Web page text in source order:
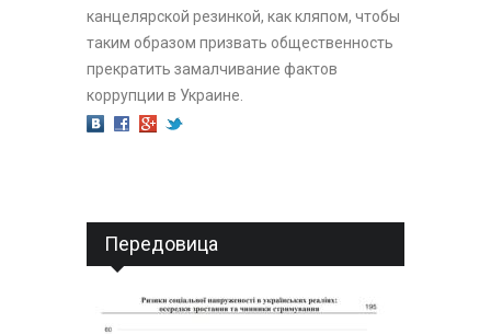
канцелярской резинкой, как кляпом, чтобы
таким образом призвать общественность
прекратить замалчивание фактов
коррупции в Украине.
Передовица